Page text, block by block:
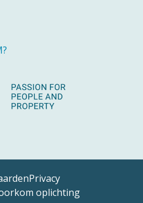
Privacy
oplichting